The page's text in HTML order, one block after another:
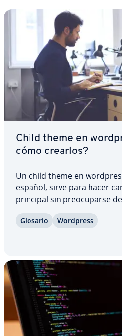
Child theme en
cómo crearlos?
Un child theme en
español, sirve para hacer
principal sin preo­cu­par­se
son pa­r­ti­cu­la­r­me­n­te útiles
Glosario Wordpress